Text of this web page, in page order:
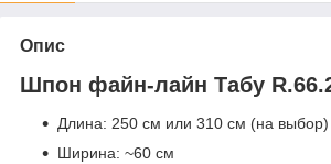
Опис
Шпон файн-лайн Табу
Длина: 250 см или 310 см (на выбор)
Ширина: ~60 см